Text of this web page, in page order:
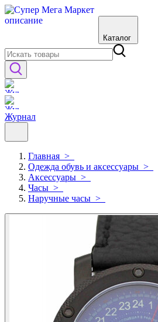
Каталог
Журнал
Главная >
Одежда обувь и аксессуары >
Аксессуары >
Часы >
Наручные часы >